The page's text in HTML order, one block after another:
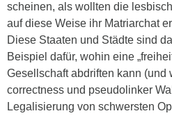
scheinen, als wollten die
auf diese Weise ihr Matriarchat
Diese Staaten und Städte sind
Beispiel dafür, wohin eine
Gesellschaft abdriften kann (und
correctness und pseudolinker
Legalisierung von schwersten